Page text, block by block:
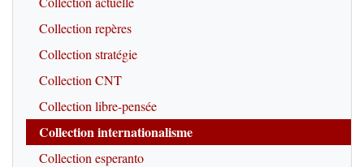
Collection repères
Collection stratégie
Collection CNT
Collection libre-pensée
Collection internationalisme
Collection esperanto